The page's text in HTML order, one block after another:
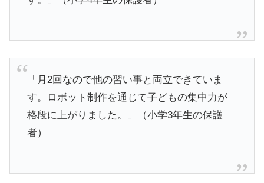
「月2回なので他の習い事と両立できていま
す。ロボット制作を通じて子どもの集中力が
格段に上がりました。」（小学3年生の保護
者）